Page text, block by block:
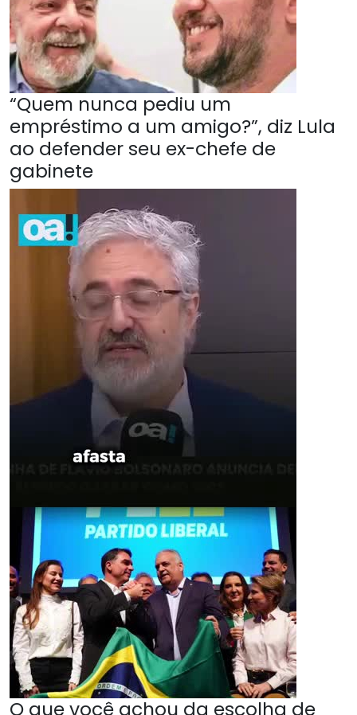
“Quem nunca pediu um
empréstimo a um amigo?”, diz Lula
ao defender seu ex-chefe de
gabinete
O que você achou da escolha de